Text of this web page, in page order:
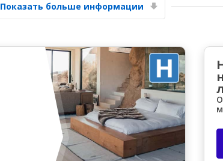
Войти с
Показать больше информации